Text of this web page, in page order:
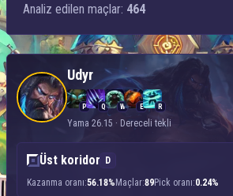
Analiz edilen maçlar: 464
Udyr
P Q W E R
Yama 26.15 · Dereceli tekli
Üst koridor
D
Kazanma oranı:56.18% Maçlar:89Pick oranı:0.24%